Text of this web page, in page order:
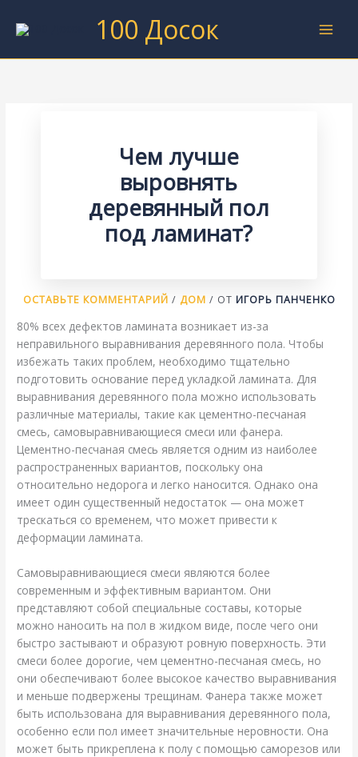
100 Досок
Чем лучше
выровнять
деревянный пол
под ламинат?
ОСТАВЬТЕ КОММЕНТАРИЙ / ДОМ / ОТ ИГОРЬ ПАНЧЕНКО
80% всех дефектов ламината возникает из-за
неправильного выравнивания деревянного пола. Чтобы
избежать таких проблем, необходимо тщательно
подготовить основание перед укладкой ламината. Для
выравнивания деревянного пола можно использовать
различные материалы, такие как цементно-песчаная
смесь, самовыравнивающиеся смеси или фанера.
Цементно-песчаная смесь является одним из наиболее
распространенных вариантов, поскольку она
относительно недорога и легко наносится. Однако она
имеет один существенный недостаток — она может
трескаться со временем, что может привести к
деформации ламината.
Самовыравнивающиеся смеси являются более
современным и эффективным вариантом. Они
представляют собой специальные составы, которые
можно наносить на пол в жидком виде, после чего они
быстро застывают и образуют ровную поверхность. Эти
смеси более дорогие, чем цементно-песчаная смесь, но
они обеспечивают более высокое качество выравнивания
и меньше подвержены трещинам. Фанера также может
быть использована для выравнивания деревянного пола,
особенно если пол имеет значительные неровности. Она
может быть прикреплена к полу с помощью саморезов или